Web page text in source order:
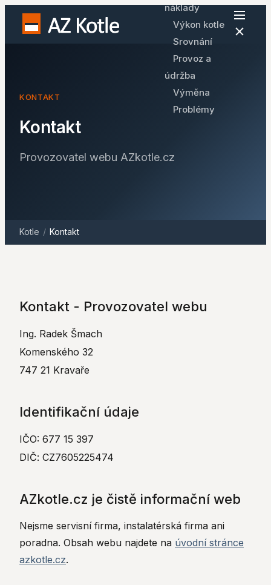
náklady
Výkon kotle
Srovnání
Provoz a
údržba
Výměna
Problémy
KONTAKT
Kontakt
Provozovatel webu AZkotle.cz
Kotle / Kontakt
Kontakt - Provozovatel webu
Ing. Radek Šmach
Komenského 32
747 21 Kravaře
Identifikační údaje
IČO: 677 15 397
DIČ: CZ7605225474
AZkotle.cz je čistě informační web
Nejsme servisní firma, instalatérská firma ani
poradna. Obsah webu najdete na úvodní stránce
azkotle.cz.